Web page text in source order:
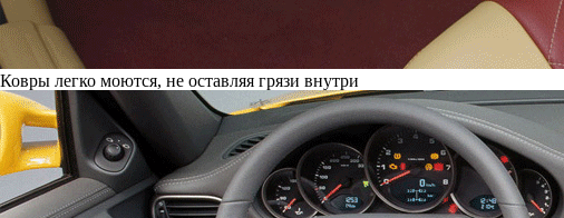
Ковры легко моются, не оставляя грязи внутри